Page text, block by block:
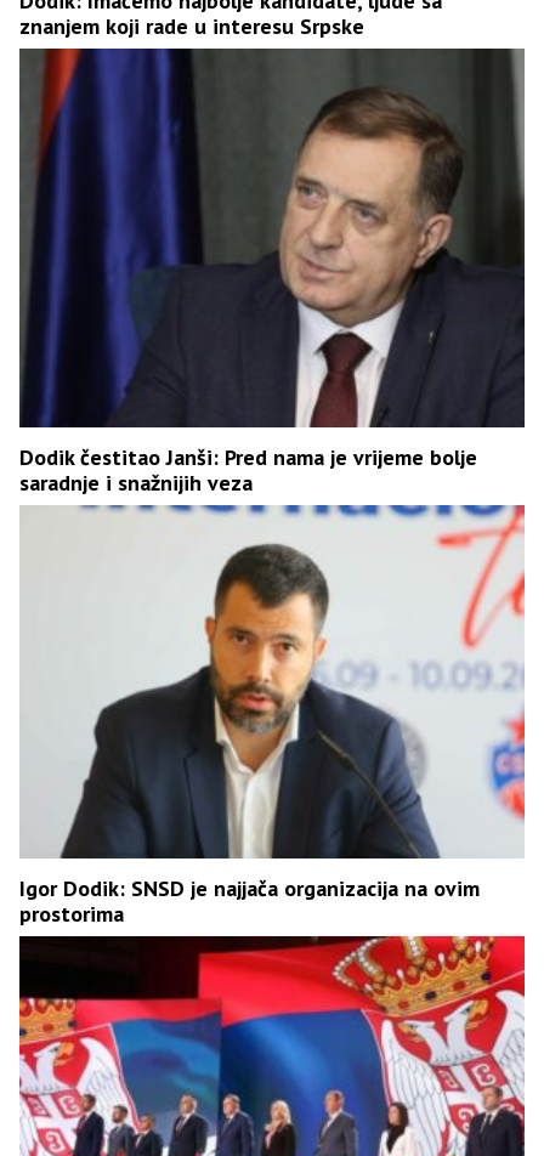
znanjem koji rade u interesu Srpske
Dodik čestitao Janši: Pred nama je vrijeme bolje
saradnje i snažnijih veza
Igor Dodik: SNSD je najjača organizacija na ovim
prostorima